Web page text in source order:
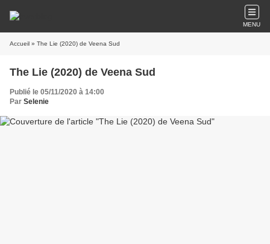
MENU
Accueil » The Lie (2020) de Veena Sud
The Lie (2020) de Veena Sud
Publié le 05/11/2020 à 14:00
Par Selenie